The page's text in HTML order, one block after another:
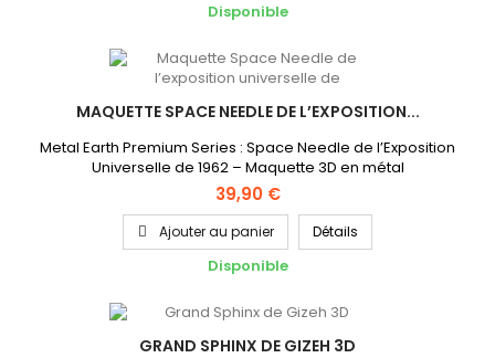
Disponible
MAQUETTE SPACE NEEDLE DE L’EXPOSITION...
Metal Earth Premium Series : Space Needle de l’Exposition
Universelle de 1962 – Maquette 3D en métal
39,90 €
Ajouter au panier Détails
Disponible
GRAND SPHINX DE GIZEH 3D